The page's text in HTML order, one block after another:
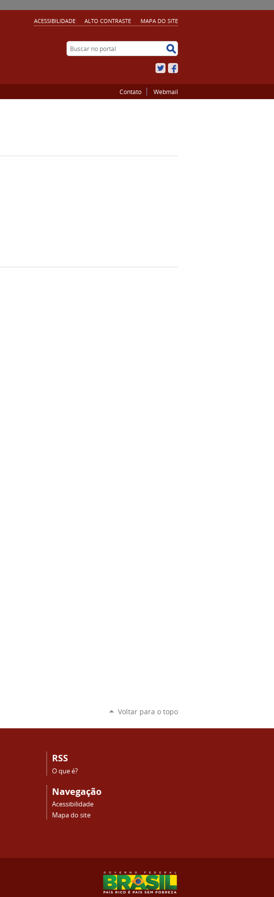
ACESSIBILIDADE ALTO CONTRASTE MAPA DO SITE
Buscar no portal
Twitter
Contato Webmail
Voltar para o topo
RSS
O que é?
Navegação
Acessibilidade
Mapa do site